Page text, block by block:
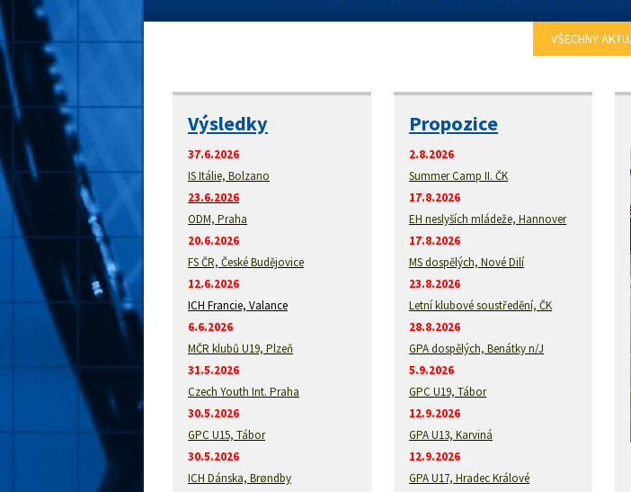
VŠECHNY
Výsledky
37.6.2026
IS Itálie, Bolzano
23.6.2026
ODM, Praha
20.6.2026
FS ČR, České Budějovice
12.6.2026
ICH Francie, Valance
6.6.2026
MČR klubů U19, Plzeň
31.5.2026
Czech Youth Int. Praha
30.5.2026
GPC U15, Tábor
30.5.2026
ICH Dánska, Brøndby
Propozice
2.8.2026
Summer Camp II. ČK
17.8.2026
EH neslyších mládeže, Hannover
17.8.2026
MS dospělých, Nové Dilí
23.8.2026
Letní klubové soustředění, ČK
28.8.2026
GPA dospělých, Benátky n/J
5.9.2026
GPC U19, Tábor
12.9.2026
GPA U13, Karviná
12.9.2026
GPA U17, Hradec Králové